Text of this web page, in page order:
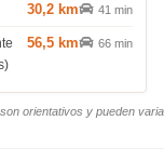
30,2 km 41 min
56,5 km 66 min
orientativos y pueden